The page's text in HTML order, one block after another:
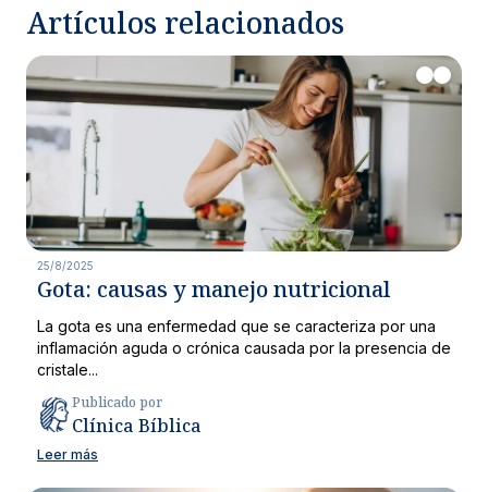
Artículos relacionados
25/8/2025
Gota: causas y manejo nutricional
La gota es una enfermedad que se caracteriza por una
inflamación aguda o crónica causada por la presencia de
cristale...
Publicado por
Clínica Bíblica
Leer más